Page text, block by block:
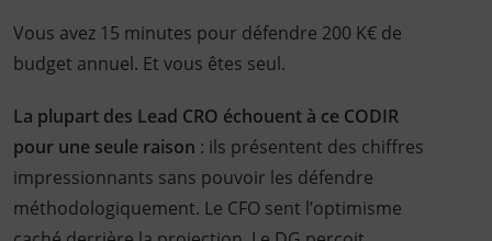
Vous avez 15 minutes pour défendre 200 K€ de
budget annuel. Et vous êtes seul.
La plupart des Lead CRO échouent à ce CODIR
pour une seule raison : ils présentent des chiffres
impressionnants sans pouvoir les défendre
méthodologiquement. Le CFO sent l’optimisme